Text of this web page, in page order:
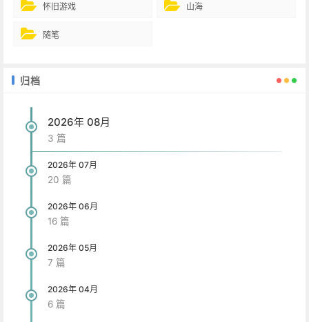
怀旧游戏 山海
随笔
归档
2026年 08月
3 篇
2026年 07月
20 篇
2026年 06月
16 篇
2026年 05月
7 篇
2026年 04月
6 篇